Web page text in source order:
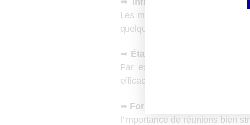
Les managers ont un rôle clé à
quelques stratégies pour y
➡ Établir des Critères Clairs
Par exemple, une réunion ne
efficacement par email ou par
➡ Former et Sensibiliser
l’importance de réunions bien